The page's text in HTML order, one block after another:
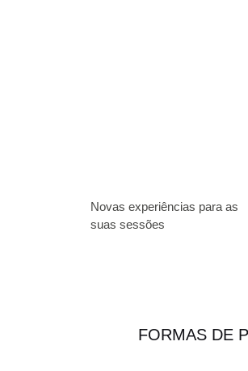
Novas experiências para as
suas sessões
FORMAS DE